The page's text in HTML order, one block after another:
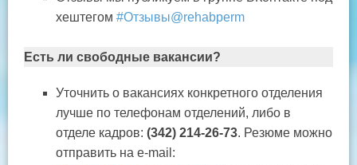
хештегом #Отзывы@rehabperm
Есть ли свободные вакансии?
Уточнить о вакансиях конкретного отделения
лучше по телефонам отделений, либо в
отделе кадров: (342) 214-26-73. Резюме можно
отправить на e-mail: